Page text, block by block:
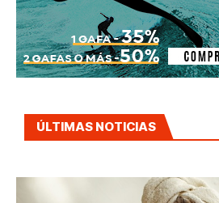
ÚLTIMAS NOTICIAS